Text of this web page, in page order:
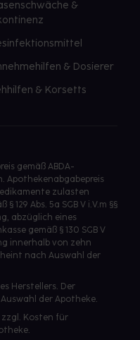
&
& Dosierer
& Korsetts
gemäß ABDA-
Apothekenabgabepreis
zulasten
129 Abs. 5a SGB V i.V.m §§
abzüglich eines
gemäß § 130 SGB V
innerhalb von zehn
nach Auswahl der
Herstellers. Der
der Apotheke.
zzgl. Kosten für